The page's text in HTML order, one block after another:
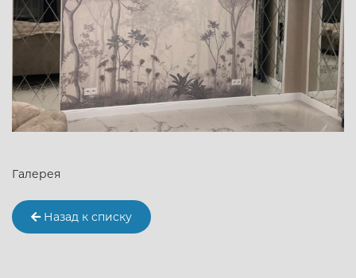
Галерея
Назад к списку